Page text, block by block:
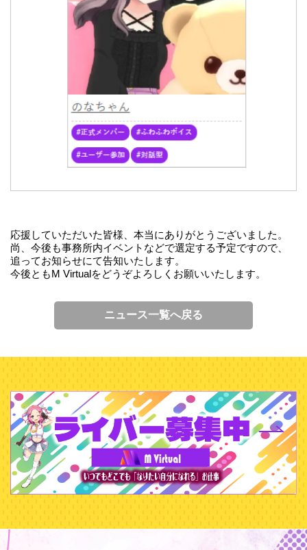
応援していただいた皆様、本当にありがとうございました。
尚、今後も事務所内イベントなどで選定する予定ですので、
追ってお知らせにて告知いたします。
今後ともM Virtualをどうぞよろしくお願いいたします。
ニュース一覧へ戻る